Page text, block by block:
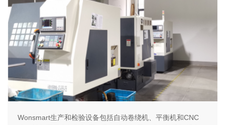
Wonsmart生产和检验设备包括自动卷绕机、平衡机和CNC